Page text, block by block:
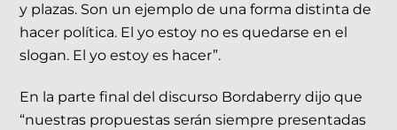
y plazas. Son un ejemplo de una forma distinta de
hacer política. El yo estoy no es quedarse en el
slogan. El yo estoy es hacer”.
En la parte final del discurso Bordaberry dijo que
“nuestras propuestas serán siempre presentadas